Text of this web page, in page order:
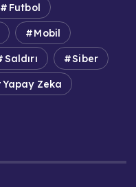
Futbol
Mobil
Saldırı Siber
Yapay Zeka